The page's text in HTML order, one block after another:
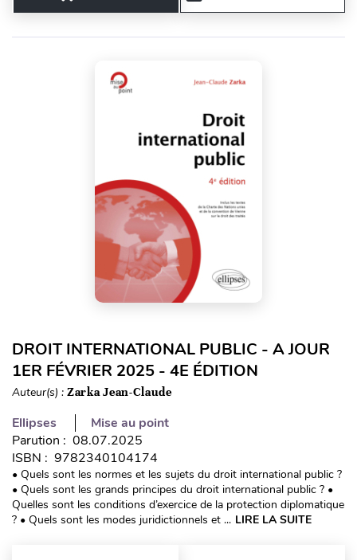
DROIT INTERNATIONAL PUBLIC - A JOUR
1ER FÉVRIER 2025 - 4E ÉDITION
Auteur(s) : Zarka Jean-Claude
Ellipses
Mise au point
Parution : 08.07.2025
ISBN : 9782340104174
• Quels sont les normes et les sujets du droit international public ?
• Quels sont les grands principes du droit international public ? •
Quelles sont les conditions d’exercice de la protection diplomatique
? • Quels sont les modes juridictionnels et ... LIRE LA SUITE